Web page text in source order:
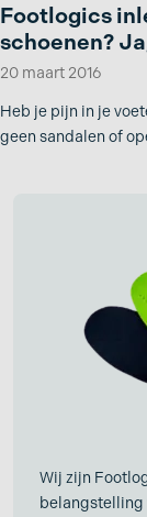
Footlogics
schoenen?
20 maart 2016
Heb je pijn in je
geen sandalen of
Wij zijn
belangstelling